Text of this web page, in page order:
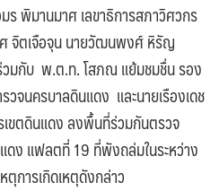
พิมานมาศ เลขาธิการสภาวิศวกร
จิตเจือจุน นายวัฒนพงศ์ หิรัญ
มกับ พ.ต.ท. โสภณ แย้มชมชื่น รอง
จนครบาลดินแดง และนายเรืองเดช
ขตดินแดง ลงพื้นที่ร่วมกันตรวจ
ง แฟลตที่ 19 ที่พังถล่มในระหว่าง
การเกิดเหตุดังกล่าว